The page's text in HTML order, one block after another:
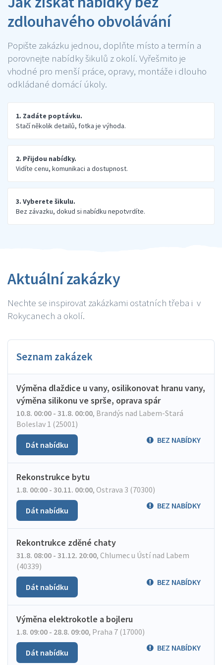
zdlouhavého obvolávání
Popište zakázku jednou, doplňte místo a termín a
porovnejte nabídky šikulů z okolí. Vyřešmito je
vhodné pro menší práce, opravy, montáže i dlouho
odkládané domácí úkoly.
1. Zadáte poptávku.
Stačí několik detailů, fotka je výhoda.
2. Přijdou nabídky.
Vidíte cenu, komunikaci a dostupnost.
3. Vyberete šikulu.
Bez závazku, dokud si nabídku nepotvrdíte.
Aktuální zakázky
Nechte se inspirovat zakázkami ostatních třeba i v
Rokycanech a okolí.
Seznam zakázek
Výměna dlaždice u vany, osilikonovat hranu vany,
výměna silikonu ve sprše, oprava spár
10.8. 00:00 - 31.8. 00:00, Brandýs nad Labem-Stará
Boleslav 1 (25001)
BEZ NABÍDKY
Dát nabídku
Rekonstrukce bytu
1.8. 00:00 - 30.11. 00:00, Ostrava 3 (70300)
BEZ NABÍDKY
Dát nabídku
Rekontrukce zděné chaty
31.8. 08:00 - 31.12. 20:00, Chlumec u Ústí nad Labem
(40339)
BEZ NABÍDKY
Dát nabídku
Výměna elektrokotle a bojleru
1.8. 09:00 - 28.8. 09:00, Praha 7 (17000)
BEZ NABÍDKY
Dát nabídku